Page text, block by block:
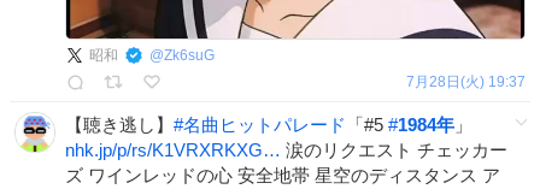
昭和 @Zk6suG
7月28日(火) 19:37
【聴き逃し】 #名曲ヒットパレード 「#5 #1984年 」
nhk.jp/p/rs/K1VRXRKXG… 涙のリクエスト チェッカー
ズ ワインレッドの心 安全地帯 星空のディスタンス ア